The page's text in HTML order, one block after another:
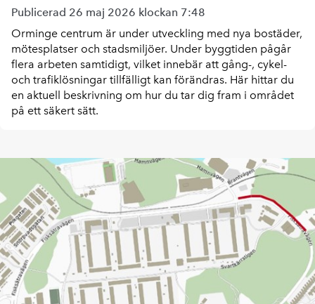
Publicerad 26 maj 2026 klockan 7:48
Orminge centrum är under utveckling med nya bostäder,
mötesplatser och stadsmiljöer. Under byggtiden pågår
flera arbeten samtidigt, vilket innebär att gång-, cykel-
och trafiklösningar tillfälligt kan förändras. Här hittar du
en aktuell beskrivning om hur du tar dig fram i området
på ett säkert sätt.